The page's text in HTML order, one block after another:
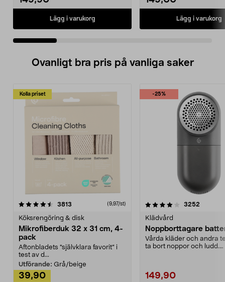
Lägg i varukorg Lägg i varukorg
Ovanligt bra pris på vanliga saker
Kolla priset
3813 (9,97/st)
Köksrengöring & disk
Mikrofiberduk 32 x 31 cm, 4-
pack
Aftonbladets "självklara favorit” i
test av d...
Utförande: Grå/beige
39,90
-25%
4.0av 5 stjärnor 3252
Klädvård
Noppborttagare
Vårda kläder och andra
ta bort noppor och ludd.
149,90
4.5av 5 stjärnor